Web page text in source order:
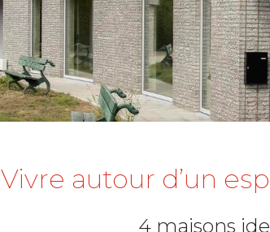
Vivre autour d’un
4 maisons